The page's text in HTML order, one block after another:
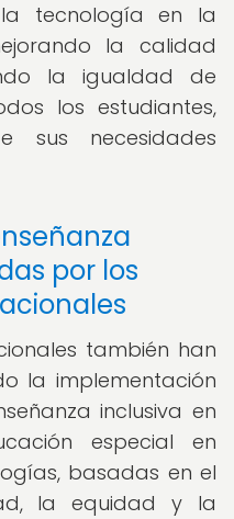
tecnología en la
la calidad
la igualdad de
los estudiantes,
sus necesidades
por los
también han
la implementación
inclusiva en
especial en
basadas en el
la equidad y la